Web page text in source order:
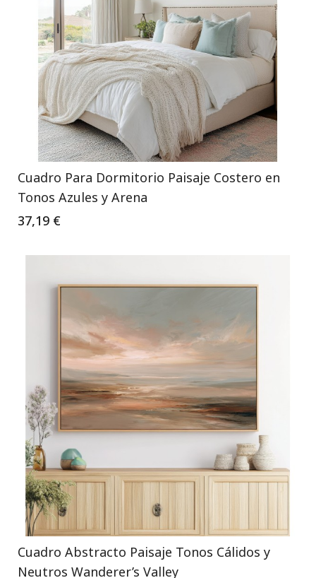
Cuadro Para Dormitorio Paisaje Costero en
Tonos Azules y Arena
37,19 €
Cuadro Abstracto Paisaje Tonos Cálidos y
Neutros Wanderer’s Valley